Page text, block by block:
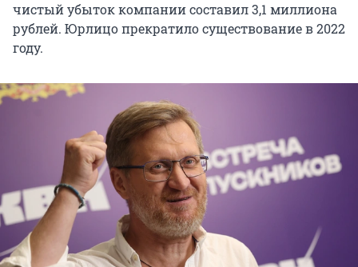
чистый убыток компании составил3,1 миллиона
рублей. Юрлицо прекратило существование в 2022
году.